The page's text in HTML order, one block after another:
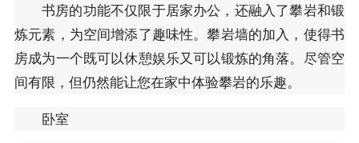
书房的功能不仅限于居家办公，还融入了攀岩和锻
炼元素，为空间增添了趣味性。攀岩墙的加入，使得书
房成为一个既可以休憩娱乐又可以锻炼的角落。尽管空
间有限，但仍然能让您在家中体验攀岩的乐趣。
卧室